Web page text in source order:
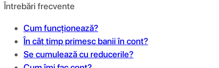
Întrebări frecvente
Cum funcționează?
În cât timp primesc banii în cont?
Se cumulează cu reducerile?